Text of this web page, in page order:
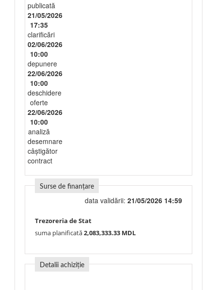
publicată
21/05/2026
17:35
clarificări
02/06/2026
10:00
depunere
22/06/2026
10:00
deschidere
oferte
22/06/2026
10:00
analiză
desemnare
câștigător
contract
Surse de finanțare
data validării: 21/05/2026 14:59
Trezoreria de Stat
suma planificată2,083,333.33 MDL
Detalii achiziție